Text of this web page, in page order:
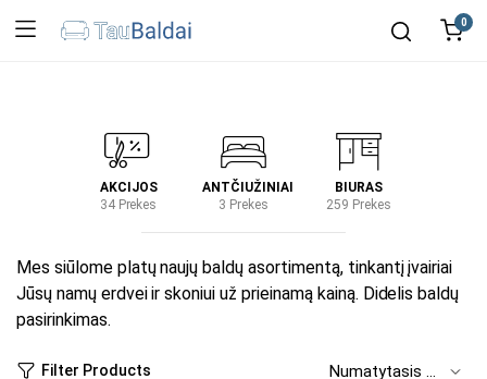
0
AKCIJOS
34 Prekes
ANTČIUŽINIAI
3 Prekes
BIURAS
259 Prekes
Mes siūlome platų naujų baldų asortimentą, tinkantį įvairiai
Jūsų namų erdvei ir skoniui už prieinamą kainą. Didelis baldų
pasirinkimas.
Filter Products